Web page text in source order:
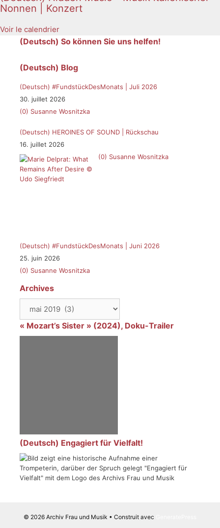
Nonnen | Konzert
Voir le calendrier
(Deutsch) So können Sie uns helfen!
(Deutsch) Blog
(Deutsch) #FundstückDesMonats | Juli 2026
30. juillet 2026
(0) Susanne Wosnitzka
(Deutsch) HEROINES OF SOUND | Rückschau
16. juillet 2026
(0) Susanne Wosnitzka
(Deutsch) #FundstückDesMonats | Juni 2026
25. juin 2026
(0) Susanne Wosnitzka
Archives
« Mozart’s Sister » (2024), Doku-Trailer
(Deutsch) Engagiert für Vielfalt!
© 2026 Archiv Frau und Musik • Construit avec